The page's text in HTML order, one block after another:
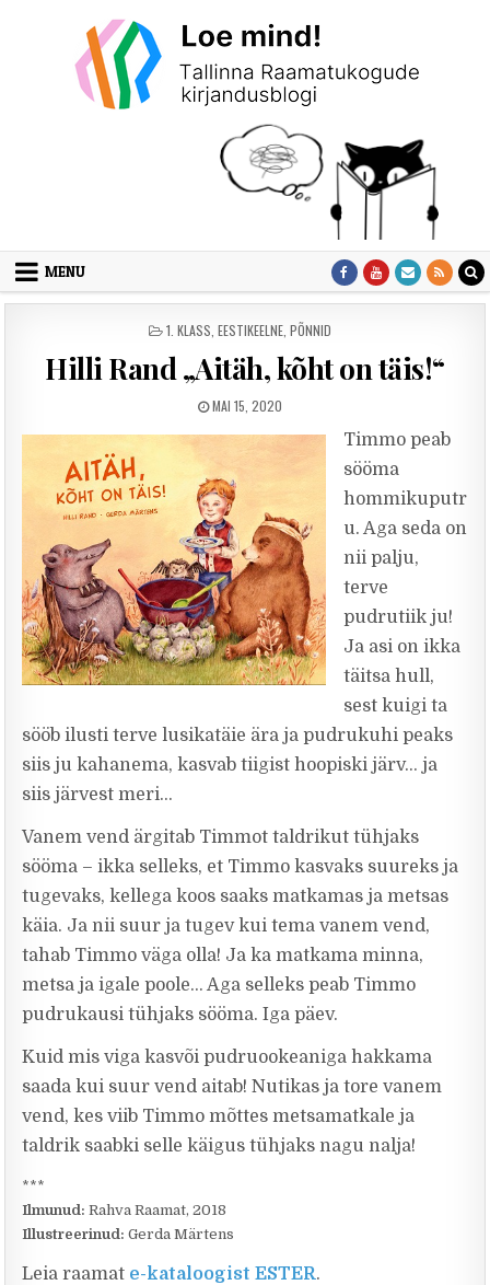
MENU
POSTED IN
1. KLASS EESTIKEELNE, PÕNNID
Hilli Rand „Aitäh, kõht on täis!“
PUBLISHED DATE:
MAI 15, 2020
Timmo peab
sööma
hommikuputr
u. Aga seda on
nii palju,
terve
pudrutiik ju!
Ja asi on ikka
täitsa hull,
sest kuigi ta
sööb ilusti terve lusikatäie ära ja pudrukuhi peaks
siis ju kahanema, kasvab tiigist hoopiski järv… ja
siis järvest meri…
Vanem vend ärgitab Timmot taldrikut tühjaks
sööma – ikka selleks, et Timmo kasvaks suureks ja
tugevaks, kellega koos saaks matkamas ja metsas
käia. Ja nii suur ja tugev kui tema vanem vend,
tahab Timmo väga olla! Ja ka matkama minna,
metsa ja igale poole… Aga selleks peab Timmo
pudrukausi tühjaks sööma. Iga päev.
Kuid mis viga kasvõi pudruookeaniga hakkama
saada kui suur vend aitab! Nutikas ja tore vanem
vend, kes viib Timmo mõttes metsamatkale ja
taldrik saabki selle käigus tühjaks nagu nalja!
***
Ilmunud: Rahva Raamat, 2018
Illustreerinud: Gerda Märtens
Leia raamat e-kataloogist ESTER.